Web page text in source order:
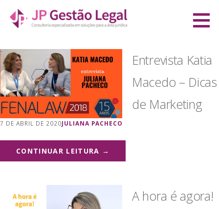
direto
o
conteúdo
Entrevista Katia
Macedo – Dicas
de Marketing
7 DE ABRIL DE 2020JULIANA PACHECO
CONTINUAR LEITURA →
A hora é agora!